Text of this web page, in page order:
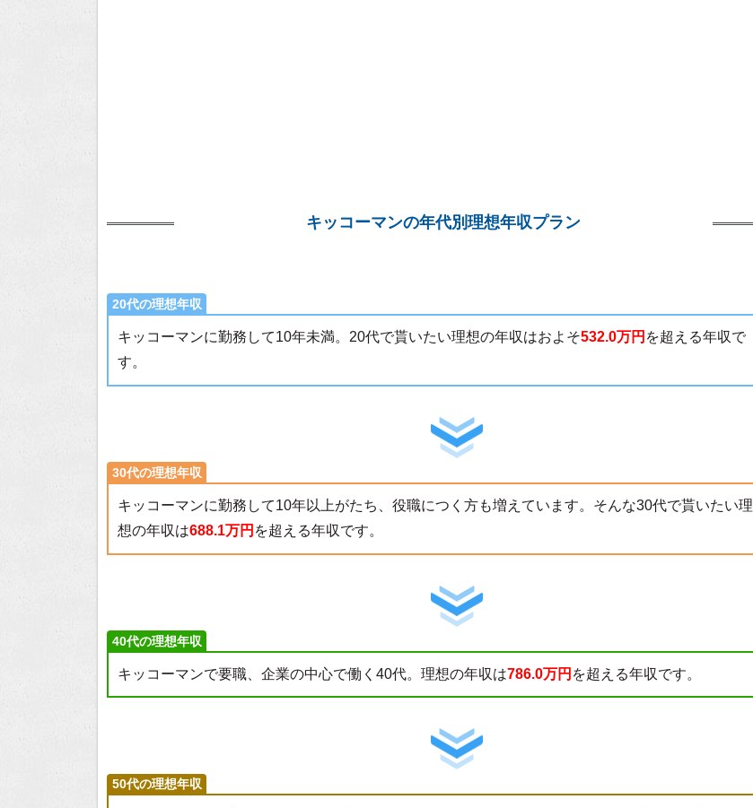
キッコーマンの年代別理想年収プラン
20代の理想年収
キッコーマンに勤務して10年未満。20代で貰いたい理想の年収はおよそ532.0万円 を超える年収で
す。
30代の理想年収
キッコーマンに勤務して10年以上がたち、役職につく方も増えています。そんな30代で貰いたい理
想の年収は688.1万円 を超える年収です。
40代の理想年収
キッコーマンで要職、企業の中心で働く40代。理想の年収は786.0万円 を超える年収です。
50代の理想年収